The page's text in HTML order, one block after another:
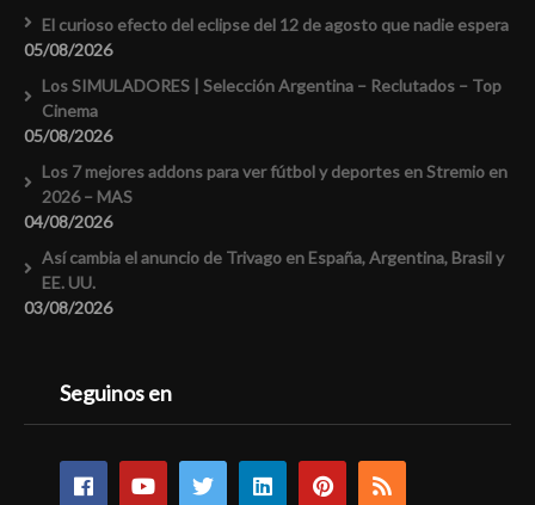
El curioso efecto del eclipse del 12 de agosto que nadie espera
05/08/2026
Los SIMULADORES | Selección Argentina – Reclutados – Top
Cinema
05/08/2026
Los 7 mejores addons para ver fútbol y deportes en Stremio en
2026 – MAS
04/08/2026
Así cambia el anuncio de Trivago en España, Argentina, Brasil y
EE. UU.
03/08/2026
Seguinos en